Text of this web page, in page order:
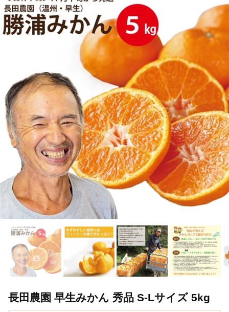
長田農園 早生みかん 秀品 S-Lサイズ 5kg